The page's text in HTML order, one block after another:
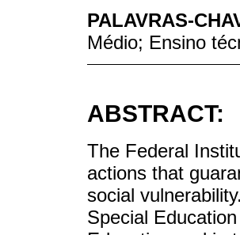
PALAVRAS-
Médio; Ensino
ABSTRACT:
The Federal
actions that
social
Special